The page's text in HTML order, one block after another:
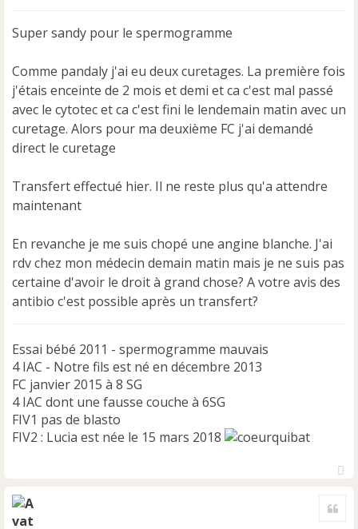
s
g
e
n
o
n
l
u
Super sandy pour le spermogramme
Comme pandaly j'ai eu deux curetages. La première fois
j'étais enceinte de 2 mois et demi et ca c'est mal passé
avec le cytotec et ca c'est fini le lendemain matin avec un
curetage. Alors pour ma deuxième FC j'ai demandé
direct le curetage
Transfert effectué hier. Il ne reste plus qu'a attendre
maintenant
En revanche je me suis chopé une angine blanche. J'ai
rdv chez mon médecin demain matin mais je ne suis pas
certaine d'avoir le droit à grand chose? A votre avis des
antibio c'est possible après un transfert?
Essai bébé 2011 - spermogramme mauvais
4 IAC - Notre fils est né en décembre 2013
FC janvier 2015 à 8 SG
4 IAC dont une fausse couche à 6SG
FIV1 pas de blasto
FIV2 : Lucia est née le 15 mars 2018